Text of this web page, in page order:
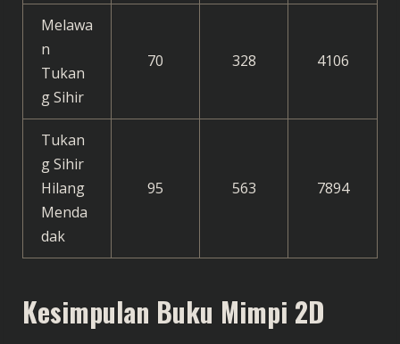
Melawa
n
Tukan
g Sihir
70 328 4106
Tukan
g Sihir
Hilang
Menda
dak
95 563 7894
Kesimpulan Buku Mimpi 2D